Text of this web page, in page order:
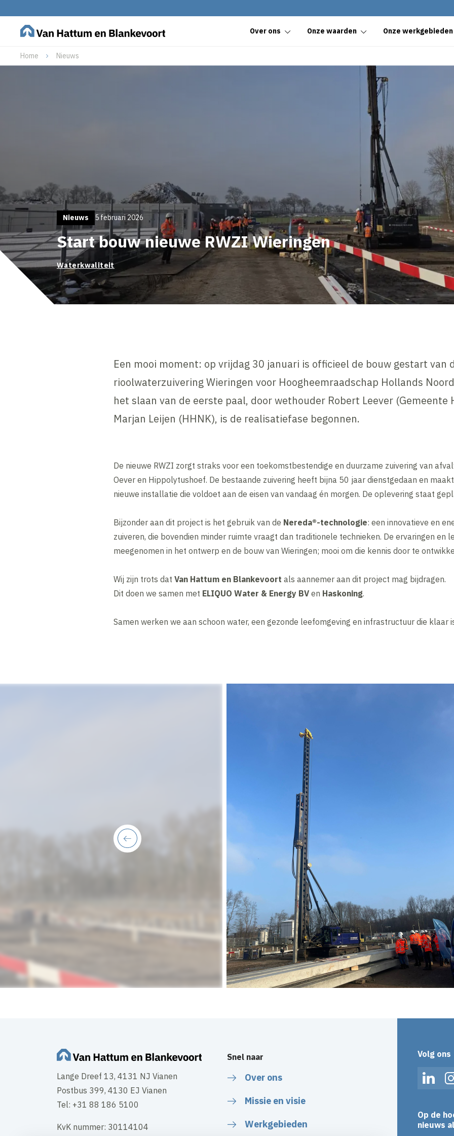
Over ons Onze waarden Onze werkgebieden
Home Nieuws
Nieuws 5 februari 2026
Start bouw nieuwe RWZI Wieringen
Waterkwaliteit
Een mooi moment: op vrijdag 30 januari is officieel de bouw gestart van
rioolwaterzuivering Wieringen voor Hoogheemraadschap Hollands
het slaan van de eerste paal, door wethouder Robert Leever (Gemeente
Marjan Leijen (HHNK), is de realisatiefase begonnen.
De nieuwe RWZI zorgt straks voor een toekomstbestendige en duurzame zuivering van
Oever en Hippolytushoef. De bestaande zuivering heeft bijna 50 jaar dienstgedaan en
nieuwe installatie die voldoet aan de eisen van vandaag én morgen. De oplevering staat
Bijzonder aan dit project is het gebruik van de Nereda®-technologie: een innovatieve en
zuiveren, die bovendien minder ruimte vraagt dan traditionele technieken. De ervaringen en
meegenomen in het ontwerp en de bouw van Wieringen; mooi om die kennis door te
Wij zijn trots dat Van Hattum en Blankevoort als aannemer aan dit project mag bijdragen.
Dit doen we samen met ELIQUO Water & Energy BV en Haskoning.
Samen werken we aan schoon water, een gezonde leefomgeving en infrastructuur die klaar
previous
Lange Dreef 13, 4131 NJ Vianen
Postbus 399, 4130 EJ Vianen
Tel: +31 88 186 5100
KvK nummer: 30114104
Snel naar
Over ons
Missie en visie
Werkgebieden
Volg ons
Op de
nieuws